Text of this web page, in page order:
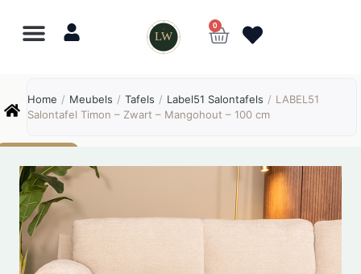
LW
0
Home / Meubels / Tafels / Label51 Salontafels / LABEL51
Salontafel Timon – Zwart – Mangohout – 100 cm
Online
⎯ ✕